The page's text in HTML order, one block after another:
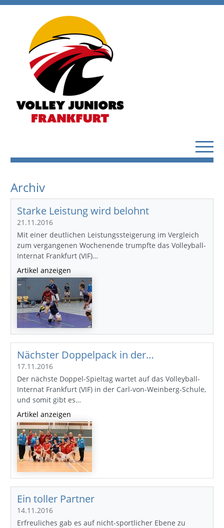
Archiv
Starke Leistung wird belohnt
21.11.2016
Mit einer deutlichen Leistungssteigerung im Vergleich
zum vergangenen Wochenende trumpfte das Volleyball-
Internat Frankfurt (VIF)…
Artikel anzeigen
Nächster Doppelpack in der…
17.11.2016
Der nächste Doppel-Spieltag wartet auf das Volleyball-
Internat Frankfurt (VIF) in der Carl-von-Weinberg-Schule,
und somit gibt es…
Artikel anzeigen
Ein toller Partner
14.11.2016
Erfreuliches gab es auf nicht-sportlicher Ebene zu